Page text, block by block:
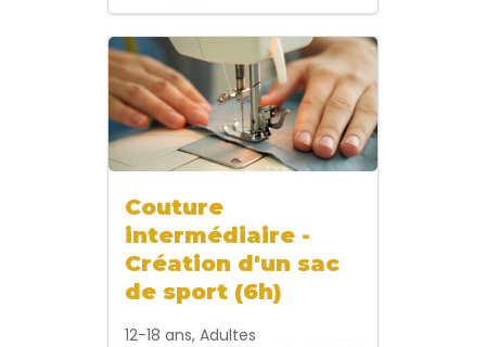
Couture
intermédiaire -
Création d'un sac
de sport (6h)
12-18 ans, Adultes